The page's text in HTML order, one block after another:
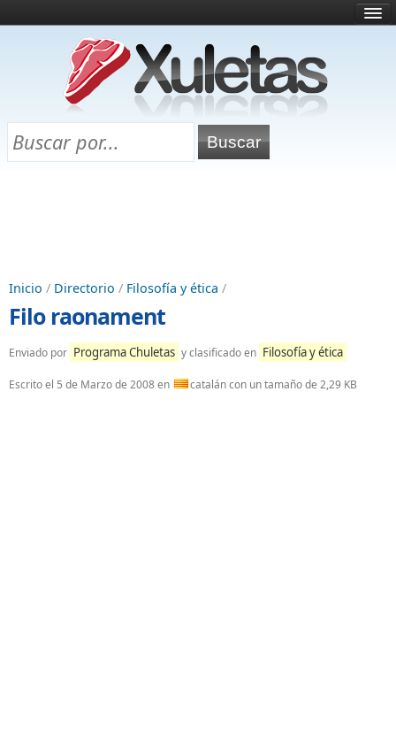
¿Qué es esto?
Directorio
Chuletas para exámenes
Inicio / Directorio / Filosofía y ética /
Filo raonament
Enviado por Programa Chuletas y clasificado en Filosofía y ética
Escrito el 5 de Marzo de 2008en catalán con un tamaño de 2,29 KB